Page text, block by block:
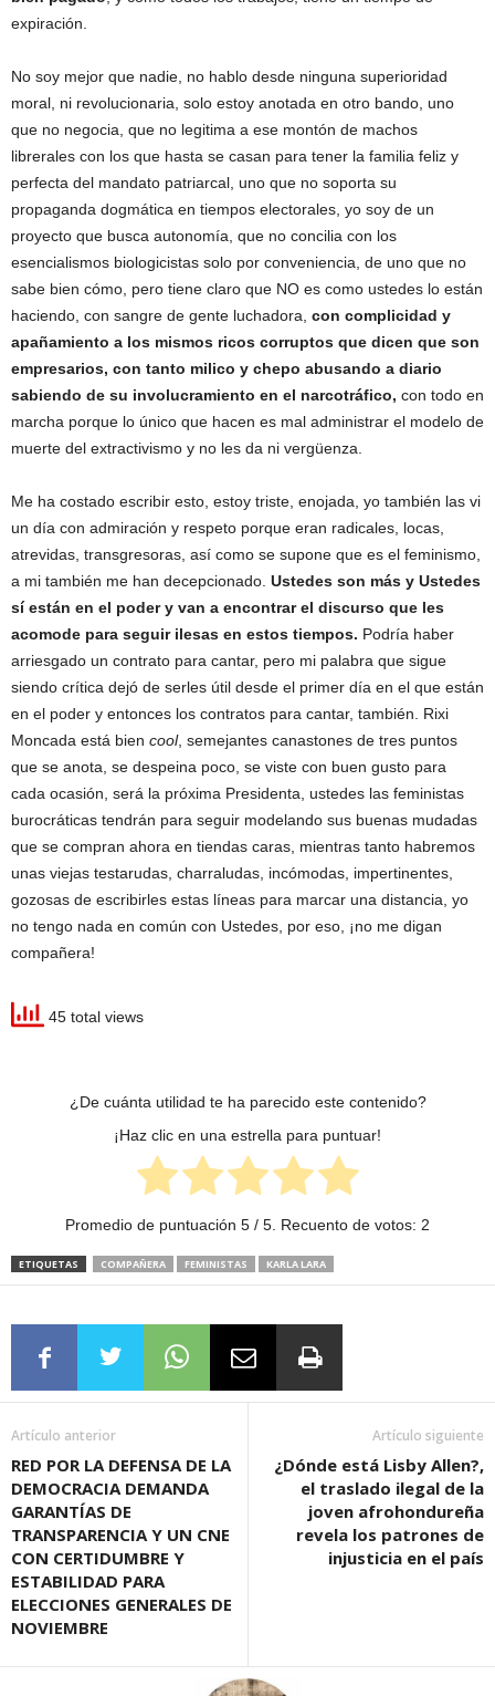
expiración.
No soy mejor que nadie, no hablo desde ninguna superioridad
moral, ni revolucionaria, solo estoy anotada en otro bando, uno
que no negocia, que no legitima a ese montón de machos
librerales con los que hasta se casan para tener la familia feliz y
perfecta del mandato patriarcal, uno que no soporta su
propaganda dogmática en tiempos electorales, yo soy de un
proyecto que busca autonomía, que no concilia con los
esencialismos biologicistas solo por conveniencia, de uno que no
sabe bien cómo, pero tiene claro que NO es como ustedes lo están
haciendo, con sangre de gente luchadora, con complicidad y
apañamiento a los mismos ricos corruptos que dicen que son
empresarios, con tanto milico y chepo abusando a diario
sabiendo de su involucramiento en el narcotráfico, con todo en
marcha porque lo único que hacen es mal administrar el modelo de
muerte del extractivismo y no les da ni vergüenza.
Me ha costado escribir esto, estoy triste, enojada, yo también las vi
un día con admiración y respeto porque eran radicales, locas,
atrevidas, transgresoras, así como se supone que es el feminismo,
a mi también me han decepcionado. Ustedes son más y Ustedes
sí están en el poder y van a encontrar el discurso que les
acomode para seguir ilesas en estos tiempos. Podría haber
arriesgado un contrato para cantar, pero mi palabra que sigue
siendo crítica dejó de serles útil desde el primer día en el que están
en el poder y entonces los contratos para cantar, también. Rixi
Moncada está bien cool, semejantes canastones de tres puntos
que se anota, se despeina poco, se viste con buen gusto para
cada ocasión, será la próxima Presidenta, ustedes las feministas
burocráticas tendrán para seguir modelando sus buenas mudadas
que se compran ahora en tiendas caras, mientras tanto habremos
unas viejas testarudas, charraludas, incómodas, impertinentes,
gozosas de escribirles estas líneas para marcar una distancia, yo
no tengo nada en común con Ustedes, por eso, ¡no me digan
compañera!
45 total views
¿De cuánta utilidad te ha parecido este contenido?
¡Haz clic en una estrella para puntuar!
Promedio de puntuación 5 / 5. Recuento de votos: 2
ETIQUETAS COMPAÑERA FEMINISTAS KARLA LARA
Artículo anterior
RED POR LA DEFENSA DE LA
DEMOCRACIA DEMANDA
GARANTÍAS DE
TRANSPARENCIA Y UN CNE
CON CERTIDUMBRE Y
ESTABILIDAD PARA
ELECCIONES GENERALES DE
NOVIEMBRE
Artículo siguiente
¿Dónde está Lisby Allen?,
el traslado ilegal de la
joven afrohondureña
revela los patrones de
injusticia en el país